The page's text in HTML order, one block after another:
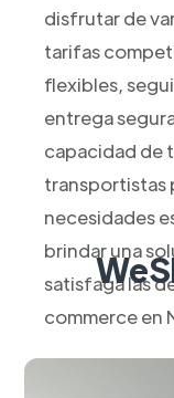
disfrutar de
tarifas
flexibles,
entrega
capacidad de
transportistas
necesidades
brindar una
satisfaga las
commerce en